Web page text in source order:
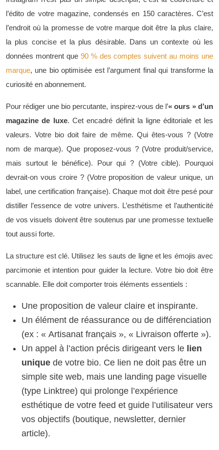
l’édito de votre magazine, condensés en 150 caractères. C’est
l’endroit où la promesse de votre marque doit être la plus claire,
la plus concise et la plus désirable. Dans un contexte où les
données montrent que 90 % des comptes suivent au moins une
marque, une bio optimisée est l’argument final qui transforme la
curiosité en abonnement.
Pour rédiger une bio percutante, inspirez-vous de l’« ours » d’un
magazine de luxe. Cet encadré définit la ligne éditoriale et les
valeurs. Votre bio doit faire de même. Qui êtes-vous ? (Votre
nom de marque). Que proposez-vous ? (Votre produit/service,
mais surtout le bénéfice). Pour qui ? (Votre cible). Pourquoi
devrait-on vous croire ? (Votre proposition de valeur unique, un
label, une certification française). Chaque mot doit être pesé pour
distiller l’essence de votre univers. L’esthétisme et l’authenticité
de vos visuels doivent être soutenus par une promesse textuelle
tout aussi forte.
La structure est clé. Utilisez les sauts de ligne et les émojis avec
parcimonie et intention pour guider la lecture. Votre bio doit être
scannable. Elle doit comporter trois éléments essentiels :
Une proposition de valeur claire et inspirante.
Un élément de réassurance ou de différenciation
(ex : « Artisanat français », « Livraison offerte »).
Un appel à l’action précis dirigeant vers le lien
unique de votre bio. Ce lien ne doit pas être un
simple site web, mais une landing page visuelle
(type Linktree) qui prolonge l’expérience
esthétique de votre feed et guide l’utilisateur vers
vos objectifs (boutique, newsletter, dernier
article).